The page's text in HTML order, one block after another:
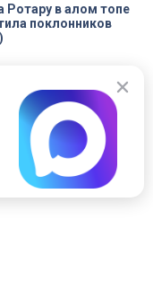
Ротару в алом топе
поклонников